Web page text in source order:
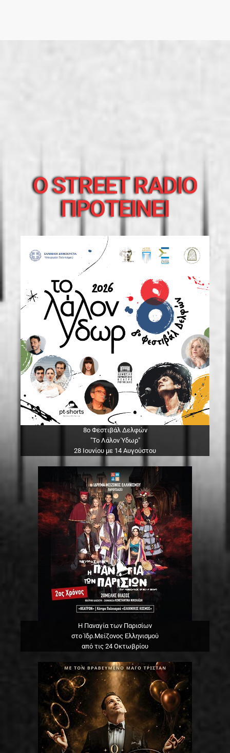
O STREET RADIO
ΠΡΟΤΕΙΝΕΙ
8ο Φεστιβάλ Δελφών
"Το Λάλον Ύδωρ"
28 Ιουνίου με 14 Αυγούστου
Η Παναγία των Παρισίων
στο Ίδρ.Μείζονος Ελληνισμού
από τις 24 Οκτωβρίου